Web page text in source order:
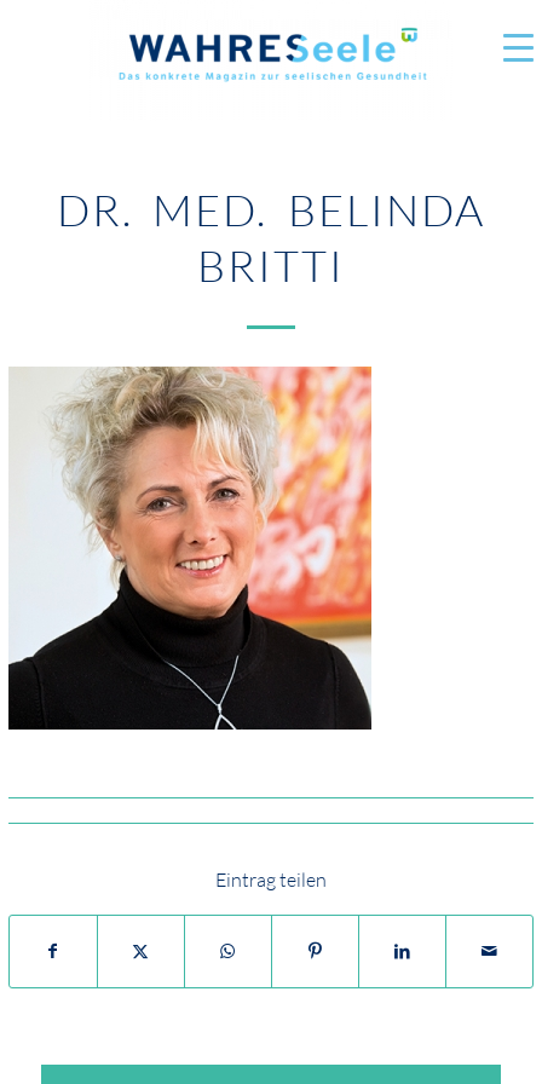
DR. MED. BELINDA
BRITTI
Eintrag teilen